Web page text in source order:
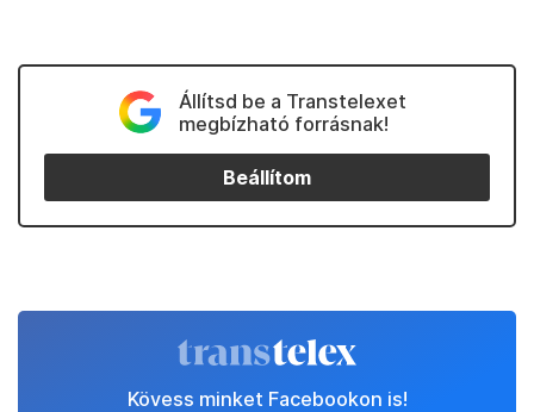
Állítsd be a Transtelexet
megbízható forrásnak!
Beállítom
Kövess minket Facebookon is!